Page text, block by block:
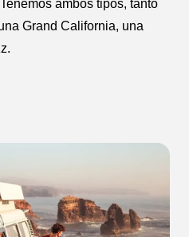
ambos tipos, tanto
Grand California, una